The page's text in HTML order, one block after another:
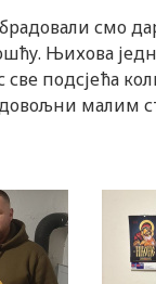
смо
Њихова
све подсјећа
малим